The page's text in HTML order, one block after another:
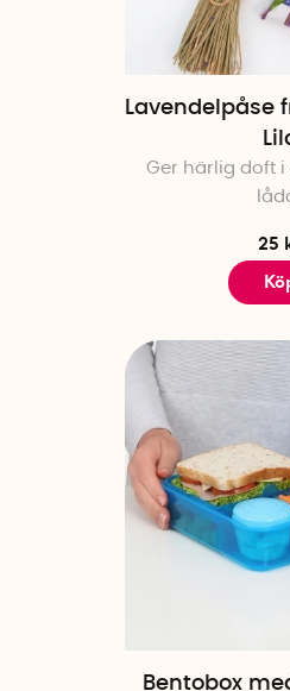
Lavendelpåse
Ger härlig doft
25
Bentobox